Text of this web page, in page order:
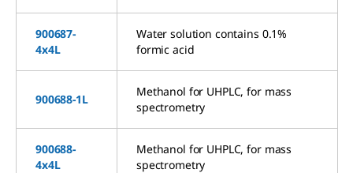
900687-
4x4L
Water solution contains 0.1%
formic acid
900688-1L
Methanol for UHPLC, for mass
spectrometry
900688-
4x4L
Methanol for UHPLC, for mass
spectrometry